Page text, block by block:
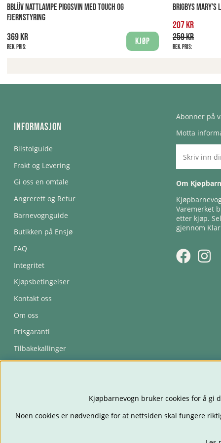
BBLÜV NATTLAMPE PIGGSVIN MED TOUCH OG
FJERNSTYRING
369 kr
Rek. pris:
Kjøp
BRIGBYS MARY’S
207 kr
259 kr
Rek. pris:
Informasjon
Bilstolguide
Frakt og Levering
Gi oss en omtale
Angrerett og Retur
Barnevognguide
Butikken på Ensjø
FAQ
Integritet
Kjøpsbetingelser
Kontakt oss
Om oss
Prisgaranti
Tilbakekallinger
Abonner på
Motta
Om
Varemerket
etter kjøp.
gjennom
Kjøpbarnevogn bruker cookies for å gi
Noen cookies er nødvendige for at nettsiden skal fungere